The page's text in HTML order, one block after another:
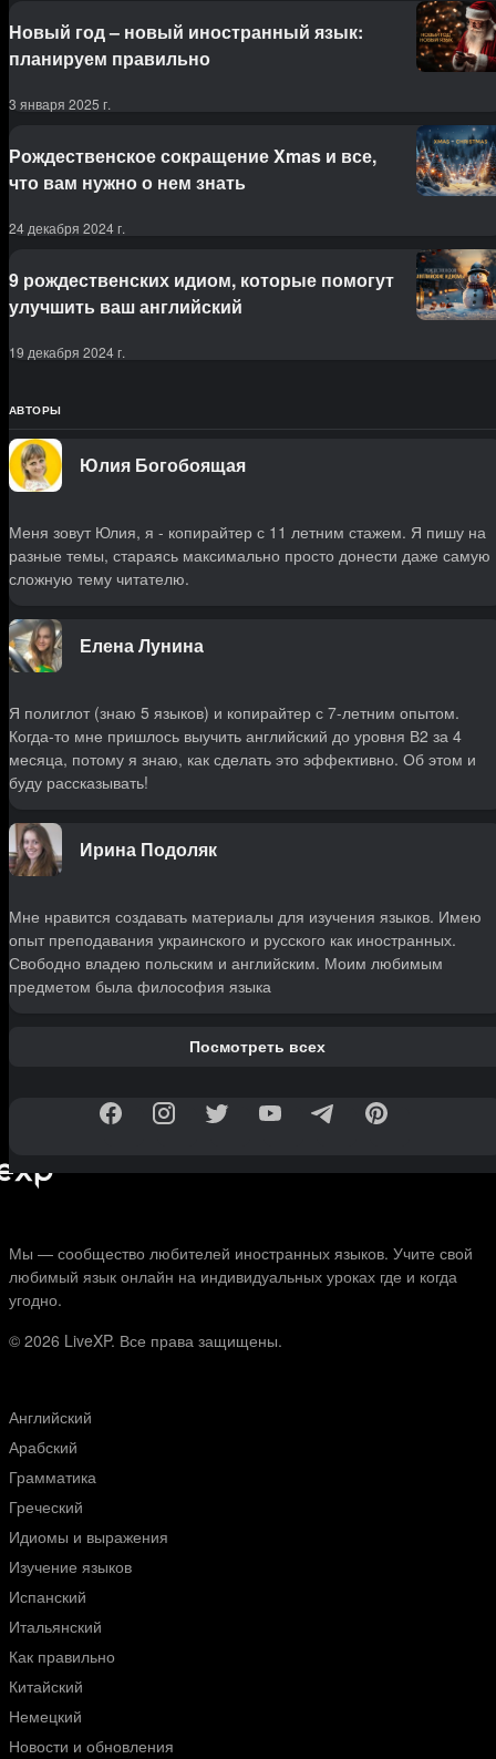
Новый год – новый иностранный язык:
планируем правильно
3 января 2025 г.
Рождественское сокращение Xmas и все,
что вам нужно о нем знать
24 декабря 2024 г.
9 рождественских идиом, которые помогут
улучшить ваш английский
19 декабря 2024 г.
АВТОРЫ
Юлия Богобоящая
Меня зовут Юлия, я - копирайтер с 11 летним стажем. Я пишу на
разные темы, стараясь максимально просто донести даже самую
сложную тему читателю.
Елена Лунина
Я полиглот (знаю 5 языков) и копирайтер с 7-летним опытом.
Когда-то мне пришлось выучить английский до уровня В2 за 4
месяца, потому я знаю, как сделать это эффективно. Об этом и
буду рассказывать!
Ирина Подоляк
Мне нравится создавать материалы для изучения языков. Имею
опыт преподавания украинского и русского как иностранных.
Свободно владею польским и английским. Моим любимым
предметом была философия языка
Посмотреть всех
Мы — сообщество любителей иностранных языков. Учите свой
любимый язык онлайн на индивидуальных уроках где и когда
угодно.
© 2026 LiveXP. Все права защищены.
Английский
Арабский
Грамматика
Греческий
Идиомы и выражения
Изучение языков
Испанский
Итальянский
Как правильно
Китайский
Немецкий
Новости и обновления